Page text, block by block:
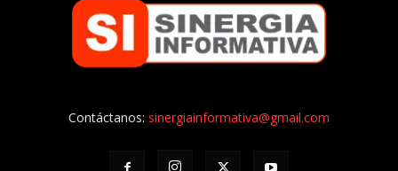
Contáctanos: sinergiainformativa@gmail.com